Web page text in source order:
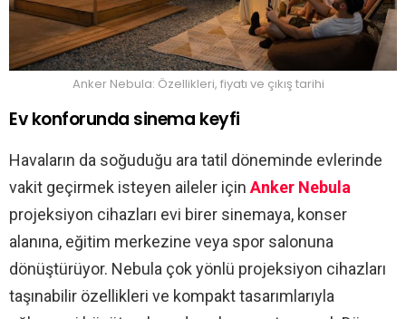
Anker Nebula: Özellikleri, fiyatı ve çıkış tarihi
Ev konforunda sinema keyfi
Havaların da soğuduğu ara tatil döneminde evlerinde
vakit geçirmek isteyen aileler için Anker Nebula
projeksiyon cihazları evi birer sinemaya, konser
alanına, eğitim merkezine veya spor salonuna
dönüştürüyor. Nebula çok yönlü projeksiyon cihazları
taşınabilir özellikleri ve kompakt tasarımlarıyla